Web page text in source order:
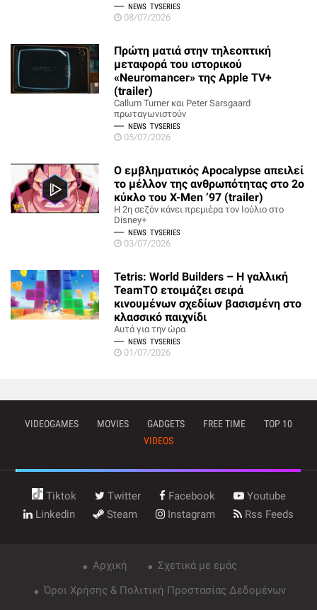
NEWS TVSERIES
08/07/2026
Πρώτη ματιά στην τηλεοπτική
μεταφορά του ιστορικού
«Neuromancer» της Apple TV+
(trailer)
Callum Turner και Peter Sarsgaard
πρωταγωνιστούν
NEWS TVSERIES
05/07/2026
Ο εμβληματικός Apocalypse απειλεί
το μέλλον της ανθρωπότητας στο 2ο
κύκλο του X-Men ’97 (trailer)
Η 2η σεζόν κάνει πρεμιέρα τον Ιούλιο στο
Disney+
NEWS TVSERIES
03/07/2026
Tetris: World Builders – Η γαλλική
TeamTO ετοιμάζει σειρά
κινουμένων σχεδίων βασισμένη στο
κλασσικό παιχνίδι
Αυτά για την ώρα
NEWS TVSERIES
01/07/2026
VIDEOGAMES MOVIES GADGETS FREE TIME
TOP 10
VIDEOS
Tiktok Twitter Facebook
Youtube
Linkedin
Steam Instagram Rss Feeds
Αρχική
Σχετικά με εμάς
Όροι Χρήσης & Πολιτική Προστασίας Δεδομένων